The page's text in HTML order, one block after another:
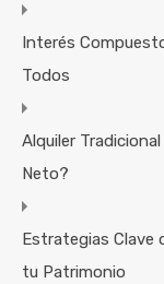
Interés
Todos
Alquiler
Neto?
Estrategias Clave
tu Patrimonio